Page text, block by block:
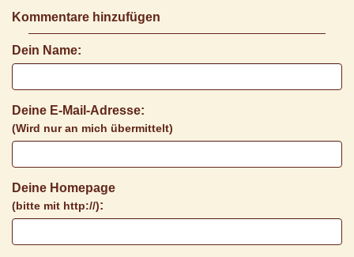
Kommentare hinzufügen
Dein Name:
Deine E-Mail-Adresse:
(Wird nur an mich übermittelt)
Deine Homepage
(bitte mit http://):